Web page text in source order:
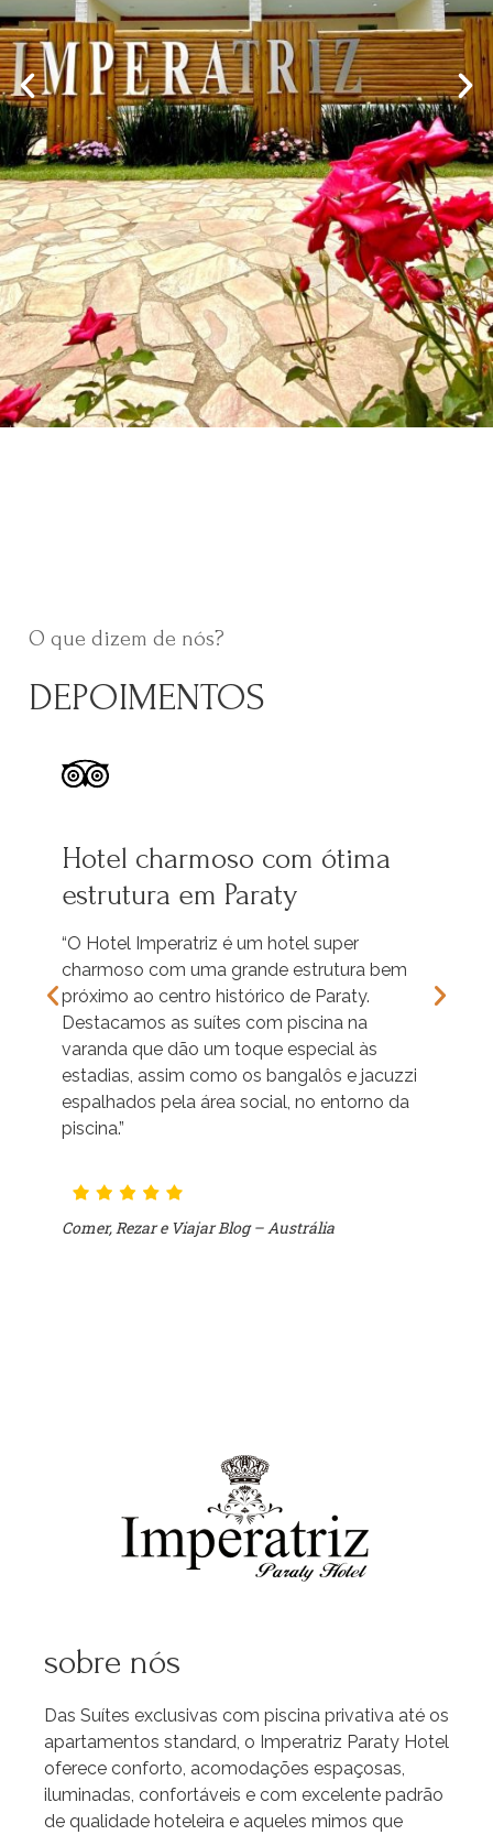
O que dizem de nós?
DEPOIMENTOS
Hotel charmoso com ótima
estrutura em Paraty
“O Hotel Imperatriz é um hotel super
charmoso com uma grande estrutura bem
próximo ao centro histórico de Paraty.
Destacamos as suítes com piscina na
varanda que dão um toque especial às
estadias, assim como os bangalôs e jacuzzi
espalhados pela área social, no entorno da
piscina.”
Comer, Rezar e Viajar Blog – Austrália
sobre nós
Das Suítes exclusivas com piscina privativa até os
apartamentos standard, o Imperatriz Paraty Hotel
oferece conforto, acomodações espaçosas,
iluminadas, confortáveis e com excelente padrão
de qualidade hoteleira e aqueles mimos que